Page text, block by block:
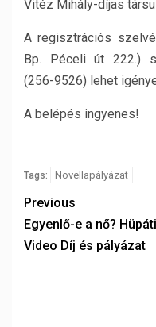
Vitéz Mihály-díjas
A regisztrációs
Bp. Péceli út 222.)
(256-9526) lehet
A belépés ingyenes!
Tags: Novellapályázat
Previous
Egyenlő-e a nő?
Video Díj és pályázat